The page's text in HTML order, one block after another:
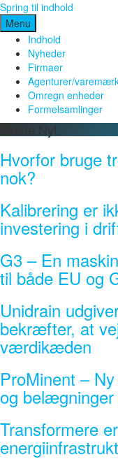
Spring til indhold
Menu
Indhold
Nyheder
Firmaer
Agenturer/
Omregn enheder
Formelsamlinger
Sidste Nyt
Hvorfor bruge
nok?
Kalibrering er
investering i
G3 – En
til både EU og
Unidrain
bekræfter, at
værdikæden
ProMinent –
og belægninger
Transformere